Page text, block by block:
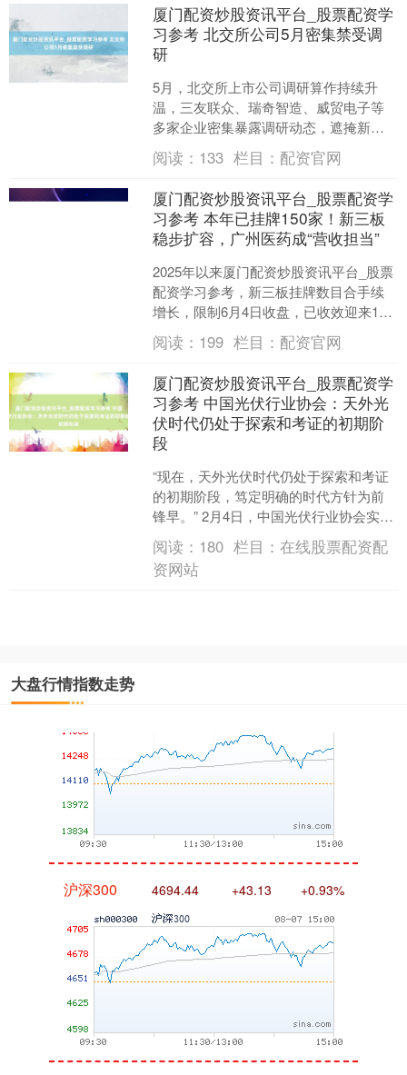
厦门配资炒股资讯平台_股票配资学
习参考 北交所公司5月密集禁受调
研
5月，北交所上市公司调研算作持续升
温，三友联众、瑞奇智造、威贸电子等
多家企业密集暴露调研动态，遮掩新动
力、高端装备、新材料、数字化职业等
边界。 三友联众在5月3....
阅读： 133 栏目： 配资官网
厦门配资炒股资讯平台_股票配资学
习参考 本年已挂牌150家！新三板
稳步扩容，广州医药成“营收担当”
2025年以来厦门配资炒股资讯平台_股票
配资学习参考，新三板挂牌数目合手续
增长，限制6月4日收盘，已收效迎来150
家新成员，展现出欢叫的发展活力。其
中，68家为....
阅读： 199 栏目： 配资官网
厦门配资炒股资讯平台_股票配资学
习参考 中国光伏行业协会：天外光
伏时代仍处于探索和考证的初期阶
段
“现在，天外光伏时代仍处于探索和考证
的初期阶段，笃定明确的时代方针为前
锋早。” 2月4日，中国光伏行业协会实施
文告长刘译阳对界面新闻等媒体示意。
近两日，受马斯....
阅读： 180 栏目：在线股票配资配
资网站
大盘行情指数走势
3940.04 +39.68 +1.02%
深证成指
沪深300
北证50